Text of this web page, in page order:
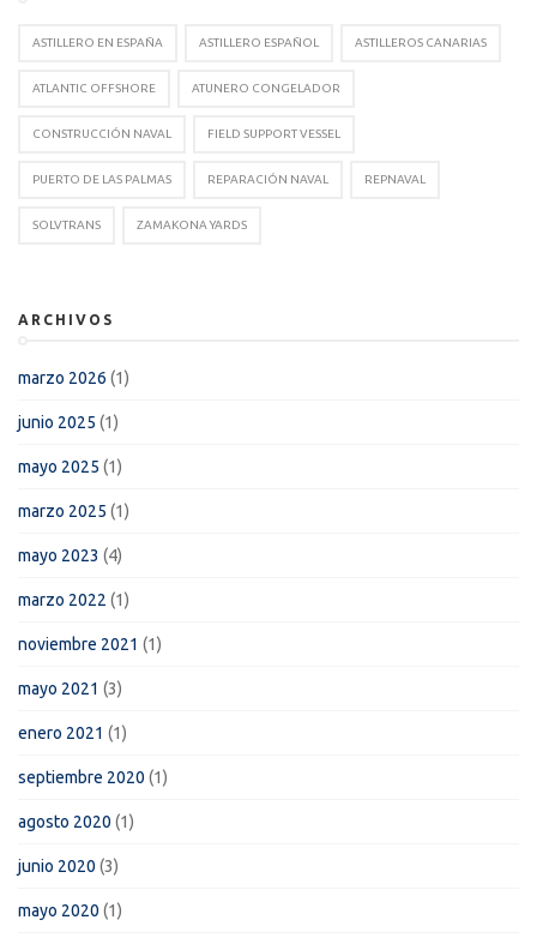
ASTILLERO EN ESPAÑA ASTILLERO ESPAÑOL ASTILLEROS CANARIAS
ATLANTIC OFFSHORE ATUNERO CONGELADOR
CONSTRUCCIÓN NAVAL FIELD SUPPORT VESSEL
PUERTO DE LAS PALMAS REPARACIÓN NAVAL REPNAVAL
SOLVTRANS ZAMAKONA YARDS
ARCHIVOS
marzo 2026 (1)
junio 2025 (1)
mayo 2025 (1)
marzo 2025 (1)
mayo 2023 (4)
marzo 2022 (1)
noviembre 2021 (1)
mayo 2021 (3)
enero 2021 (1)
septiembre 2020 (1)
agosto 2020 (1)
junio 2020 (3)
mayo 2020 (1)